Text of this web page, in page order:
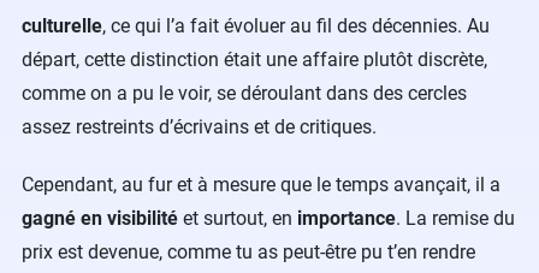
culturelle, ce qui l’a fait évoluer au fil des décennies. Au
départ, cette distinction était une affaire plutôt discrète,
comme on a pu le voir, se déroulant dans des cercles
assez restreints d’écrivains et de critiques.
Cependant, au fur et à mesure que le temps avançait, il a
gagné en visibilité et surtout, en importance. La remise du
prix est devenue, comme tu as peut-être pu t’en rendre